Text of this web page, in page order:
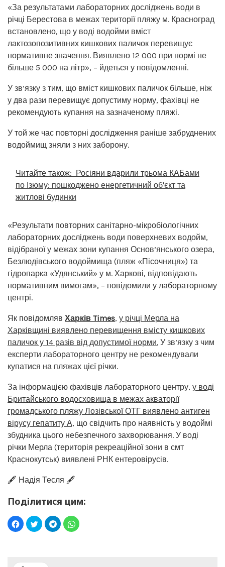
«За результатами лабораторних досліджень води в
річці Берестова в межах території пляжу м. Красноград
встановлено, що у воді водойми вміст
лактозопозитивних кишкових паличок перевищує
нормативне значення. Виявлено 12 000 при нормі не
більше 5 000 на літр», – йдеться у повідомленні.
У зв’язку з тим, що вміст кишкових паличок більше, ніж
у два рази перевищує допустиму норму, фахівці не
рекомендують купання на зазначеному пляжі.
У той же час повторні дослідження раніше забруднених
водоймищ зняли з них заборону.
Читайте також: Росіяни вдарили трьома КАБами
по Ізюму: пошкоджено енергетичний об'єкт та
житлові будинки
«Результати повторних санітарно-мікробіологічних
лабораторних досліджень води поверхневих водойм,
відібраної у межах зони купання Основ’янського озера,
Безлюдівського водоймища (пляж «Пісочниця») та
гідропарка «Удянський» у м. Харкові, відповідають
нормативним вимогам», – повідомили у лабораторному
центрі.
Як повідомляв Харків Times, у річці Мерла на
Харківщині виявлено перевищення вмісту кишкових
паличок у 14 разів від допустимої норми. У зв’язку з чим
експерти лабораторного центру не рекомендували
купатися на пляжах цієї річки.
За інформацією фахівців лабораторного центру, у воді
Бритайського водосховища в межах акваторії
громадського пляжу Лозівської ОТГ виявлено антиген
вірусу гепатиту А, що свідчить про наявність у водоймі
збудника цього небезпечного захворювання. У воді
річки Мерла (територія рекреаційної зони в смт
Краснокутськ) виявлені РНК ентеровірусів.
🖋️ Надія Тесля 🖋️
Поділитися цим: